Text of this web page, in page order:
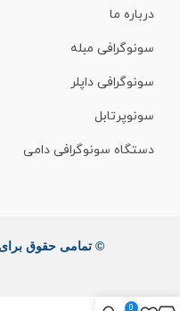
درباره ما
سونوگرافی مبله
سونوگرافی داپلر
سونوپرتابل
دستگاه سونوگرافی دامی
© تمامی حقوق
0